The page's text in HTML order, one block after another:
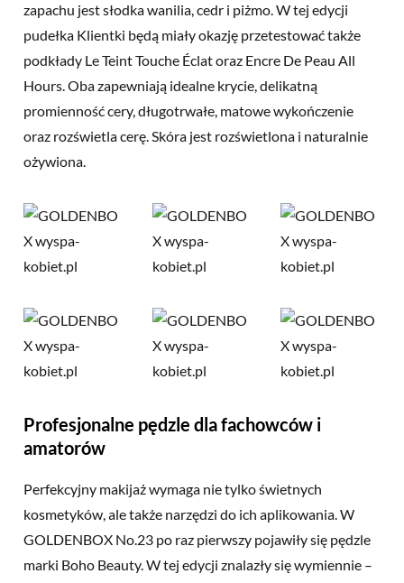
zapachu jest słodka wanilia, cedr i piżmo. W tej edycji
pudełka Klientki będą miały okazję przetestować także
podkłady Le Teint Touche Éclat oraz Encre De Peau All
Hours. Oba zapewniają idealne krycie, delikatną
promienność cery, długotrwałe, matowe wykończenie
oraz rozświetla cerę. Skóra jest rozświetlona i naturalnie
ożywiona.
Profesjonalne pędzle dla fachowców i
amatorów
Perfekcyjny makijaż wymaga nie tylko świetnych
kosmetyków, ale także narzędzi do ich aplikowania. W
GOLDENBOX No.23 po raz pierwszy pojawiły się pędzle
marki Boho Beauty. W tej edycji znalazły się wymiennie –